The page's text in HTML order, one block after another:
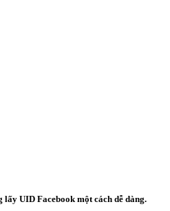
lấy UID Facebook một cách dễ dàng.